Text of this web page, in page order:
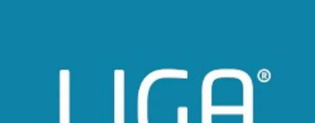
post@liga.no